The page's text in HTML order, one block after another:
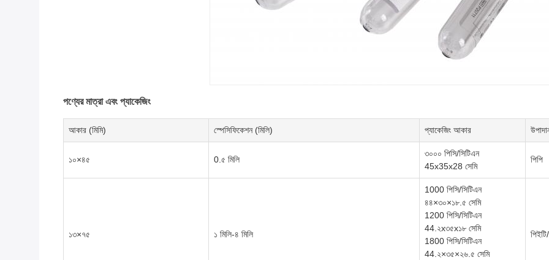
পণ্যের মাত্রা এবং প্যাকেজিং
আকার (মিমি) স্পেসিফিকেশন (মিলি) প্যাকেজিং আকার
১০×৪৫ 0.৫ মিলি
৩০০০ পিসি/সিটিএন
45x35x28 সেমি
পিপি
১৩×৭৫ ১ মিলি-৪ মিলি
1000 পিসি/সিটিএন
৪৪×৩০×১৮.৫ সেমি
1200 পিসি/সিটিএন
44.২x৩৫x১৮ সেমি
1800 পিসি/সিটিএন
44.২×৩৫×২৬.৫ সেমি